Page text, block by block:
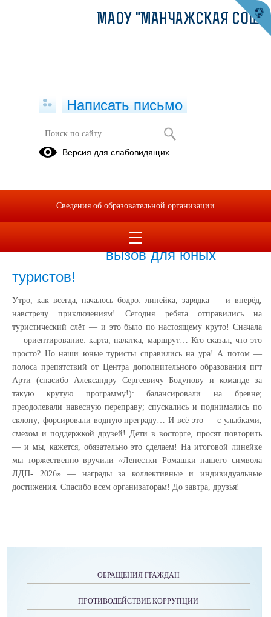
Публикации за 05.06.2026
Седьмой день в
лагере «Время
Единства»: настоящий
вызов для юных
туристов!
Утро, как всегда, началось бодро: линейка, зарядка — и вперёд,
навстречу приключениям! Сегодня ребята отправились на
туристический слёт — и это было по настоящему круто! Сначала
— ориентирование: карта, палатка, маршрут… Кто сказал, что это
просто? Но наши юные туристы справились на ура! А потом —
полоса препятствий от Центра дополнительного образования пгт
Арти (спасибо Александру Сергеевичу Бодунову и команде за
такую крутую программу!): балансировали на бревне;
преодолевали навесную переправу; спускались и поднимались по
склону; форсировали водную преграду… И всё это — с улыбками,
смехом и поддержкой друзей! Дети в восторге, просят повторить
— и мы, кажется, обязательно это сделаем! На итоговой линейке
мы торжественно вручили «Лепестки Ромашки нашего символа
ЛДП- 2026» — награды за коллективные и индивидуальные
достижения. Спасибо всем организаторам! До завтра, друзья!
ОБРАЩЕНИЯ ГРАЖДАН
ПРОТИВОДЕЙСТВИЕ КОРРУПЦИИ
МАОУ "МАНЧАЖСКАЯ СОШ"
Написать письмо
Версия для слабовидящих
Сведения об образовательной организации